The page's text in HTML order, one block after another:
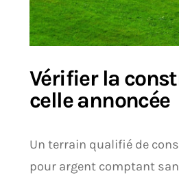
Vérifier la
celle annoncée
Un terrain qualifié de
pour argent comptant